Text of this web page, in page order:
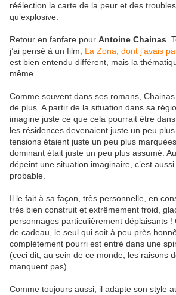
réélection la carte de la peur et des
qu’explosive.
Retour en fanfare pour Antoine Chainas .
j’ai pensé à un film,
La Zona, dont j’avais
est bien entendu différent, mais la
même.
Comme souvent dans ses romans,
de plus. A partir de la situation dans sa
imagine juste ce que cela pourrait être
les résidences devenaient juste un peu
tensions étaient juste un peu plus
dominant était juste un peu plus assumé.
dépeint une situation imaginaire, c’est
probable.
Il le fait à sa façon, très personnelle, en
très bien construit et extrêmement froid,
personnages particulièrement déplaisants !
de cadeau, le seul qui soit à peu près
complètement pourri est entré dans une
(ceci dit, au sein de ce monde, les raisons
manquent pas).
Comme toujours aussi, il adapte son style